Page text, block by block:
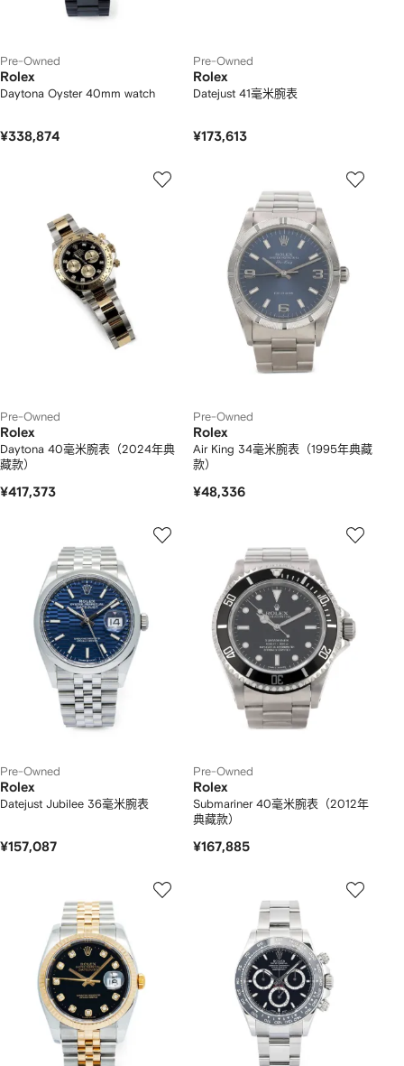
Pre-Owned
Rolex
Daytona Oyster 40mm watch
¥338,874
Pre-Owned
Rolex
Datejust 41毫米腕表
¥173,613
Pre-Owned
Rolex
Daytona 40毫米腕表（2024年典
藏款）
¥417,373
Pre-Owned
Rolex
Air King 34毫米腕表（1995年典藏
款）
¥48,336
Pre-Owned
Rolex
Datejust Jubilee 36毫米腕表
¥157,087
Pre-Owned
Rolex
Submariner 40毫米腕表（2012年
典藏款）
¥167,885